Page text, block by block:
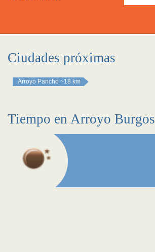
Ciudades próximas
Arroyo Pancho ~18 km
Tiempo en Arroyo Burgos